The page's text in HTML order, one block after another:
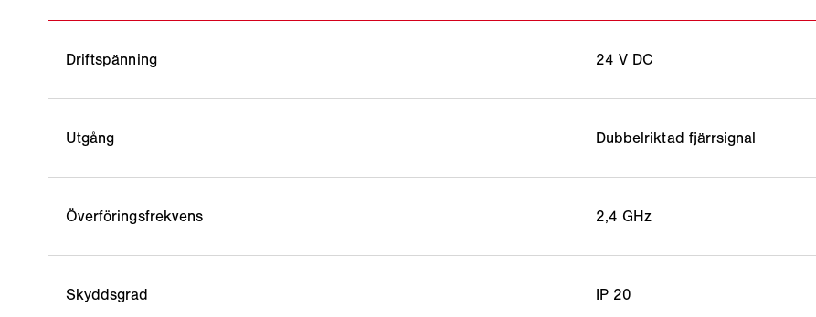
Driftspänning 24 V DC
Utgång Dubbelriktad fjärrsignal
Överföringsfrekvens 2,4 GHz
Skyddsgrad IP 20